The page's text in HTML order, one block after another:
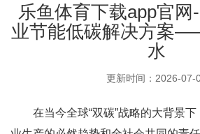
乐鱼体育下载app官网
业节能低碳解决方案
水
更新时间：2026-07-
在当今全球“双碳”战略的大背景